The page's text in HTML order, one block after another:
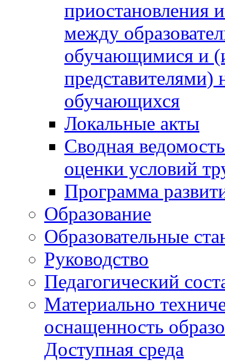
приостановления
между
обучающимися и
представителями)
обучающихся
Локальные акты
Сводная
оценки условий
Программа
Образование
Образовательные
Руководство
Педагогический
Материально
оснащенность
Доступная среда